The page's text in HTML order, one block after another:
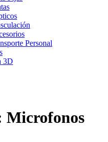
Personal
3D
Microfonos